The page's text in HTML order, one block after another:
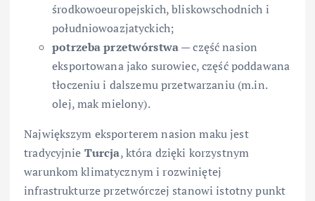
środkowoeuropejskich, bliskowschodnich i
południowoazjatyckich;
potrzeba przetwórstwa— część nasion
eksportowana jako surowiec, część poddawana
tłoczeniu i dalszemu przetwarzaniu (m.in.
olej, mak mielony).
Największym eksporterem nasion maku jest
tradycyjnie Turcja, która dzięki korzystnym
warunkom klimatycznym i rozwiniętej
infrastrukturze przetwórczej stanowi istotny punkt